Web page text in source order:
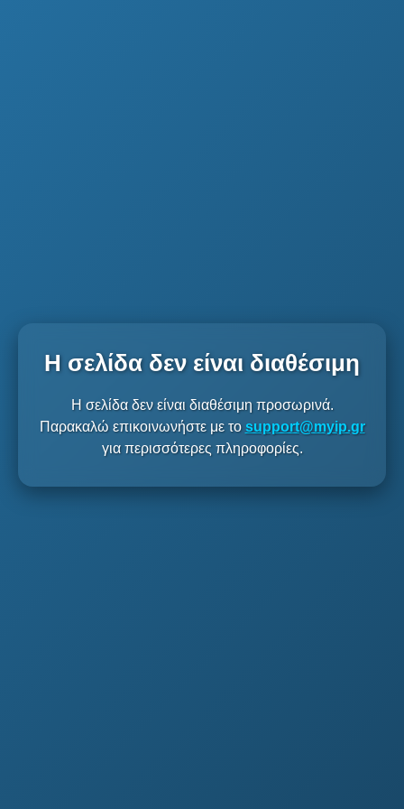
Η σελίδα δεν είναι διαθέσιμη
Η σελίδα δεν είναι διαθέσιμη προσωρινά.
Παρακαλώ επικοινωνήστε με το support@myip.gr
για περισσότερες πληροφορίες.